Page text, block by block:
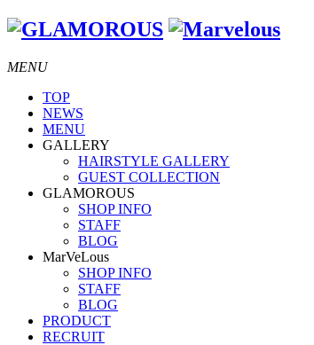
MENU
TOP
NEWS
MENU
GALLERY
HAIRSTYLE GALLERY
GUEST COLLECTION
GLAMOROUS
SHOP INFO
STAFF
BLOG
MarVeLous
SHOP INFO
STAFF
BLOG
PRODUCT
RECRUIT